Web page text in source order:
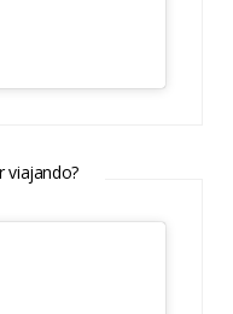
viajando?